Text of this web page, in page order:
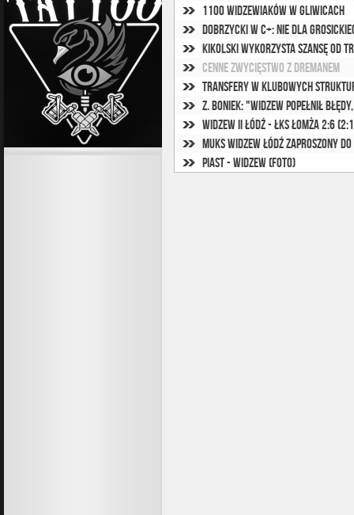
1100 widzewiaków w Gliwicach
Dobrzycki w C+: Nie dla
Kikolski wykorzysta szansę od
Cenne zwycięstwo z Dremanem
Transfery w klubowych
Z. Boniek: "Widzew popełnił
Widzew II Łódź - ŁKS Łomża 2:6
Piast - Widzew (foto)